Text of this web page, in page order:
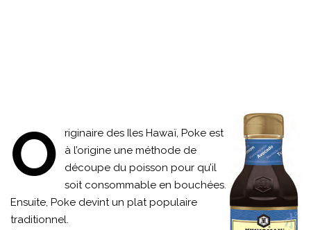
O
riginaire des Iles Hawaï, Poke est
à l’origine une méthode de
découpe du poisson pour qu’il
soit consommable en bouchées.
Ensuite, Poke devint un plat populaire
traditionnel.